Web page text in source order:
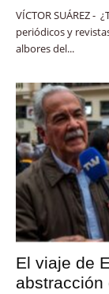
VÍCTOR SUÁREZ -
periódicos y
albores del...
El viaje de
abstracción